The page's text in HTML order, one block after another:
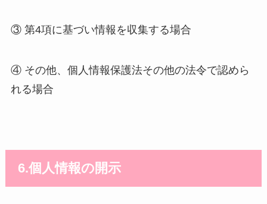
③ 第4項に基づい情報を収集する場合
④ その他、個人情報保護法その他の法令で認めら
れる場合
6.個人情報の開示